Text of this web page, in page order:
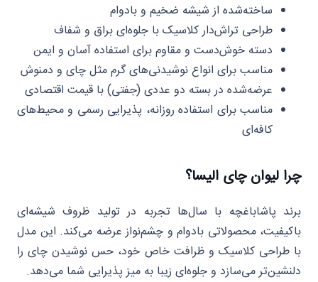
ساخته‌شده از شیشه ضخیم و بادوام
طراحی تراش‌دار کلاسیک با جلوه‌ای براق و شفاف
دسته خوش‌دست و مقاوم برای استفاده آسان و ایمن
مناسب برای انواع نوشیدنی‌های گرم مثل چای و دمنوش
عرضه‌شده در بسته دو عددی (جفتی) با قیمت اقتصادی
مناسب برای استفاده روزانه، پذیرایی رسمی و محیط‌های
کافه‌ای
چرا لیوان چای الیسا؟
برند پاشاباغچه با سال‌ها تجربه در تولید ظروف شیشه‌ای
باکیفیت، محصولاتی بادوام و چشم‌نواز عرضه می‌کند. این مدل
با طراحی کلاسیک و ظرافت خاص خود، حس نوشیدن چای را
دلنشین‌تر می‌سازد و جلوه‌ای زیبا به میز پذیرایی شما می‌دهد.